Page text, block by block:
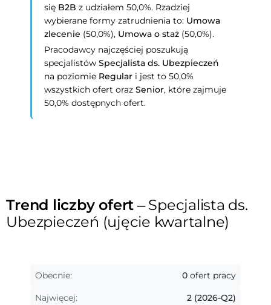
się B2B z udziałem 50,0%. Rzadziej
wybierane formy zatrudnienia to: Umowa
zlecenie (50,0%), Umowa o staż (50,0%).
Pracodawcy najczęściej poszukują
specjalistówSpecjalista ds. Ubezpieczeń
na poziomie Regular i jest to 50,0%
wszystkich ofert orazSenior, które zajmuje
50,0% dostępnych ofert.
Trend liczby ofert – Specjalista ds.
Ubezpieczeń (ujęcie kwartalne)
Obecnie: 0ofert pracy
Najwięcej: 2 (2026-Q2)